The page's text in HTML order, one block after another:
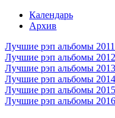
Календарь
Архив
Лучшие рэп альбомы 2011
Лучшие рэп альбомы
Лучшие рэп альбомы
Лучшие рэп альбомы
Лучшие рэп альбомы
Лучшие рэп альбомы